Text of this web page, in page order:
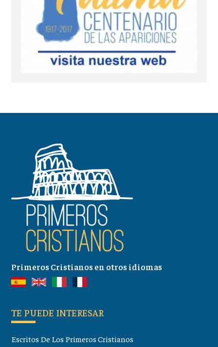
Primeros Cristianos en otros idiomas
TE PUEDE INTERESAR
Escritos De Los Primeros Cristianos